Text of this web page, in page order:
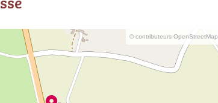
© contributeurs OpenStreetMap